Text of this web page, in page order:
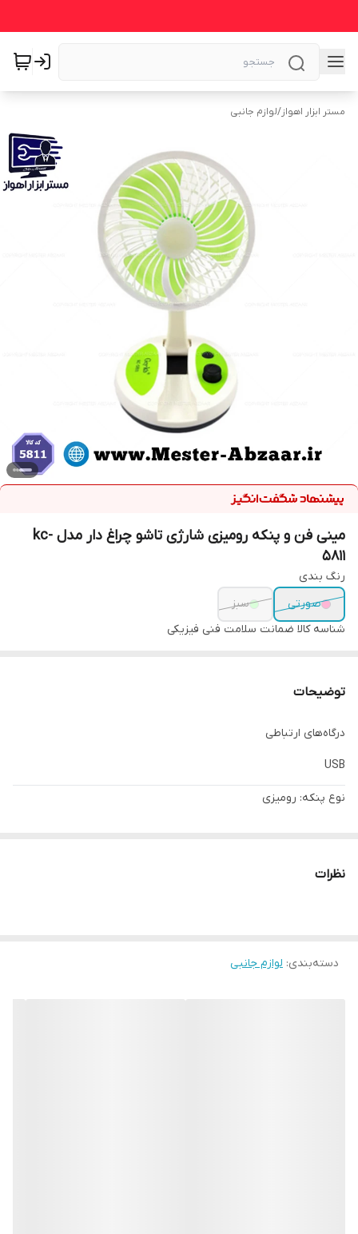
مستر ابزار اهواز/لوازم جانبی
مینی فن و پنکه رومیزی شارژی تاشو چراغ دار مدل kc-
5811
رنگ بندی
صورتی
سبز
شناسه کالا ضمانت سلامت فنی فیزیکی
توضیحات
درگاه‌های ارتباطی
USB
نوع پنکه: رومیزی
قابل حمل و سبک
نظرات
دسته‌بندی: لوازم جانبی